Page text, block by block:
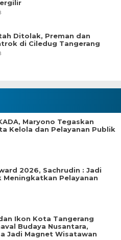
Ditolak, Preman dan
di Ciledug Tangerang
Maryono Tegaskan
Kelola dan Pelayanan Publik
2026, Sachrudin : Jadi
Meningkatkan Pelayanan
Ikon Kota Tangerang
Budaya Nusantara,
Jadi Magnet Wisatawan